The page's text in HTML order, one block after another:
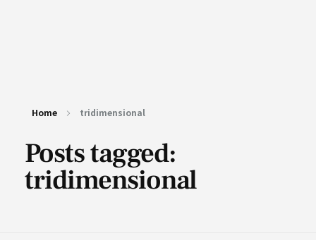
Home tridimensional
Posts tagged:
tridimensional